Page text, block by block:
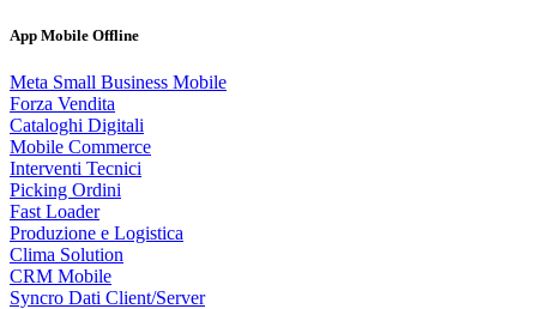
App Mobile Offline
Meta Small Business Mobile
Forza Vendita
Cataloghi Digitali
Mobile Commerce
Interventi Tecnici
Picking Ordini
Fast Loader
Produzione e Logistica
Clima Solution
CRM Mobile
Syncro Dati Client/Server